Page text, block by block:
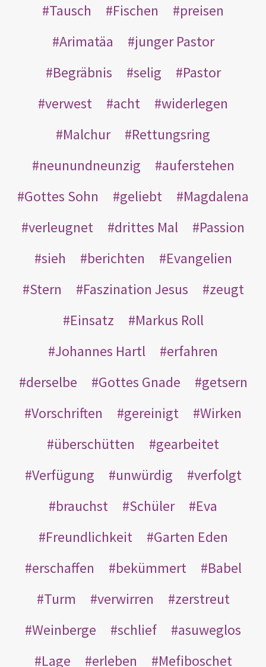
Tausch
Fischen
preisen
Arimatäa
junger Pastor
Begräbnis
selig
Pastor
verwest
acht
widerlegen
Malchur
Rettungsring
neunundneunzig
auferstehen
Gottes Sohn
geliebt
Magdalena
verleugnet
drittes Mal
Passion
sieh
berichten
Evangelien
Stern
Faszination Jesus
zeugt
Einsatz
Markus Roll
Johannes Hartl
erfahren
derselbe
Gottes Gnade
getsern
Vorschriften
gereinigt
Wirken
überschütten
gearbeitet
Verfügung
unwürdig
verfolgt
brauchst
Schüler
Eva
Freundlichkeit
Garten Eden
erschaffen
bekümmert
Babel
Turm
verwirren
zerstreut
Weinberge
schlief
asuweglos
Lage
erleben
Mefiboschet